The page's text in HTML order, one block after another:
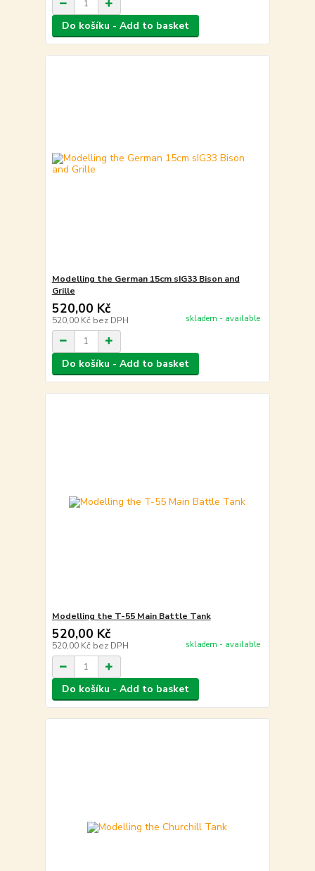
Do košíku - Add to basket
Modelling the German 15cm sIG33 Bison and
Grille
520,00 Kč
520,00 Kč bez DPH skladem - available
Do košíku - Add to basket
Modelling the T-55 Main Battle Tank
520,00 Kč
520,00 Kč bez DPH skladem - available
Do košíku - Add to basket